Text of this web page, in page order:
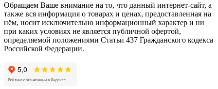
Обращаем Ваше внимание на то, что данный интернет-сайт, а
также вся информация о товарах и ценах, предоставленная на
нём, носит исключительно информационный характер и ни
при каких условиях не является публичной офертой,
определяемой положениями Статьи 437 Гражданского кодекса
Российской Федерации.